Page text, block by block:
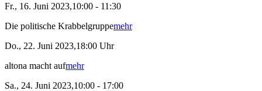
Fr., 16. Juni 2023,10:00 - 11:30
Die politische Krabbelgruppemehr
Do., 22. Juni 2023,18:00 Uhr
altona macht aufmehr
Sa., 24. Juni 2023,10:00 - 17:00